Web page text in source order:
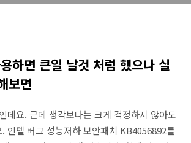
하면 큰일 날것 처럼 했으나 실
보면
데요. 근데 생각보다는 크게 걱정하지 않아도
인텔 버그 성능저하 보안패치 KB4056892를